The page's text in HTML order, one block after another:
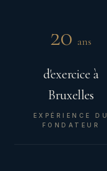
20 ans
d'exercice à
Bruxelles
EXPÉRIENCE DU
FONDATEUR